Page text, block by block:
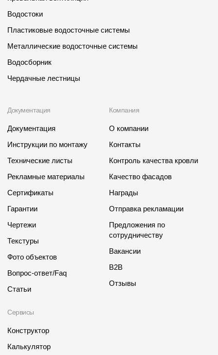
Контакты
Контроль качества кровли
Качество фасадов
B2B
Отзывы
Контакты
8 800 100 71 45
Адрес
Водостоки
Пластиковые водосточные системы
Металлические водосточные системы
Водосборник
Чердачные лестницы
Документация
Документация
Инструкции по монтажу
Технические листы
Рекламные материалы
Сертификаты
Гарантии
Чертежи
Текстуры
Фото объектов
Вопрос-ответ/Faq
Статьи
Сервисы
Конструктор
Калькулятор
Компания
О компании
Контакты
Контроль качества кровли
Качество фасадов
Награды
Отправка рекламации
Предложения по
сотрудничеству
Вакансии
B2B
Отзывы